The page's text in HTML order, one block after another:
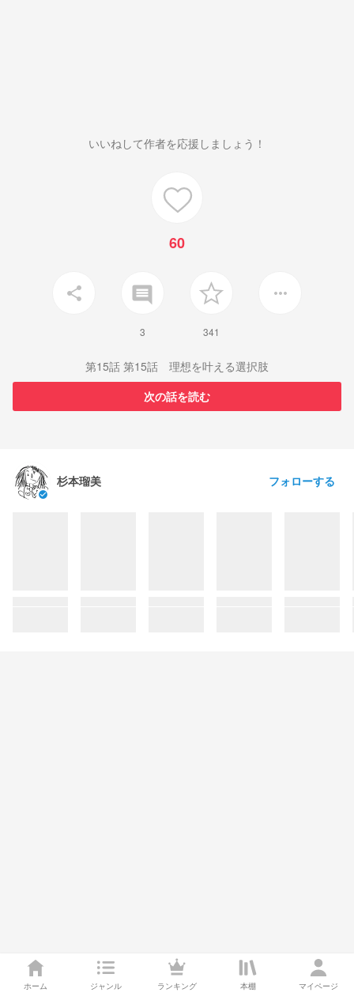
ホーム ジャンル ランキング 本棚 マイページ
いいねして作者を応援しましょう！
60
share insert_comment
3 341
more_horiz
第15話 第15話 理想を叶える選択肢
次の話を読む
check_circle
杉本瑠美 フォローする